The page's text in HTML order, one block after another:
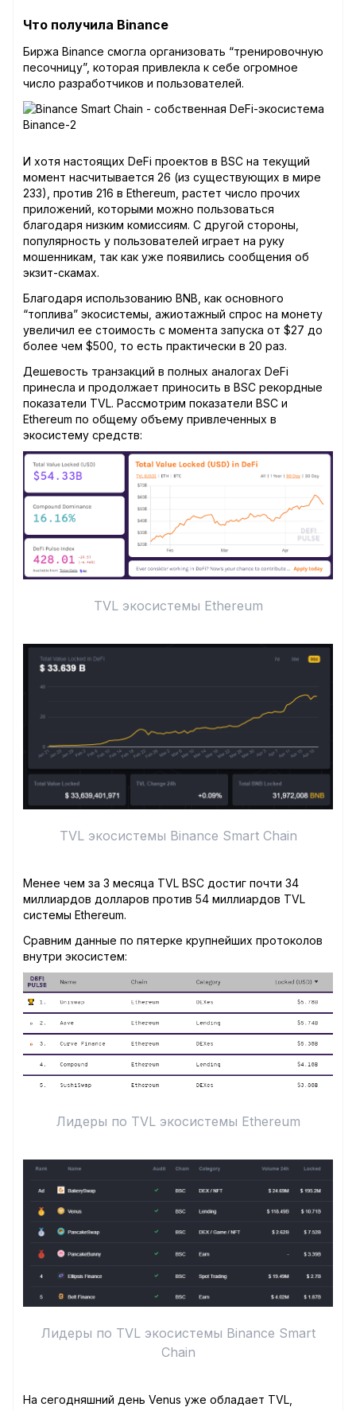
Что получила Binance
Биржа Binance смогла организовать “тренировочную
песочницу”, которая привлекла к себе огромное
число разработчиков и пользователей.
И хотя настоящих DeFi проектов в BSC на текущий
момент насчитывается 26 (из существующих в мире
233), против 216 в Ethereum, растет число прочих
приложений, которыми можно пользоваться
благодаря низким комиссиям. С другой стороны,
популярность у пользователей играет на руку
мошенникам, так как уже появились сообщения об
экзит-скамах.
Благодаря использованию BNB, как основного
“топлива” экосистемы, ажиотажный спрос на монету
увеличил ее стоимость с момента запуска от $27 до
более чем $500, то есть практически в 20 раз.
Дешевость транзакций в полных аналогах DeFi
принесла и продолжает приносить в BSC рекордные
показатели TVL. Рассмотрим показатели BSC и
Ethereum по общему объему привлеченных в
экосистему средств:
TVL экосистемы Ethereum
TVL экосистемы Binance Smart Chain
Менее чем за 3 месяца TVL BSC достиг почти 34
миллиардов долларов против 54 миллиардов TVL
системы Ethereum.
Сравним данные по пятерке крупнейших протоколов
внутри экосистем:
Лидеры по TVL экосистемы Ethereum
Лидеры по TVL экосистемы Binance Smart
Chain
На сегодняшний день Venus уже обладает TVL,